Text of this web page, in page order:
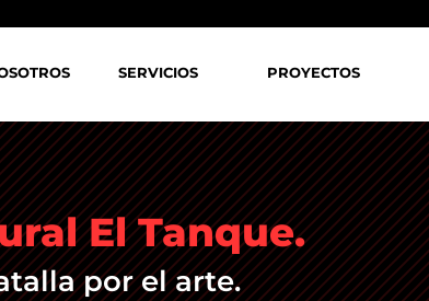
SERVICIOS PROYECTOS
El Tanque.
por el arte.